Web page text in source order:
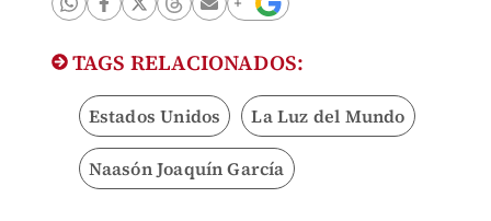
TAGS RELACIONADOS:
Estados Unidos La Luz del Mundo
Naasón Joaquín García